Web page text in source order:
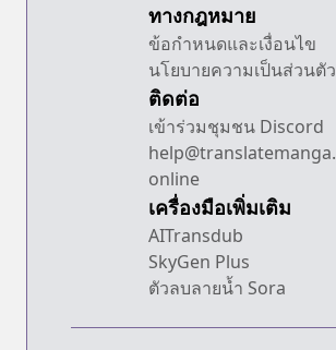
ทางกฎหมาย
ข้อกำหนดและเงื่อนไข
นโยบายความเป็นส่วนตัว
ติดต่อ
เข้าร่วมชุมชน Discord
help@translatemanga.
online
เครื่องมือเพิ่มเติม
AITransdub
SkyGen Plus
ตัวลบลายน้ำ Sora